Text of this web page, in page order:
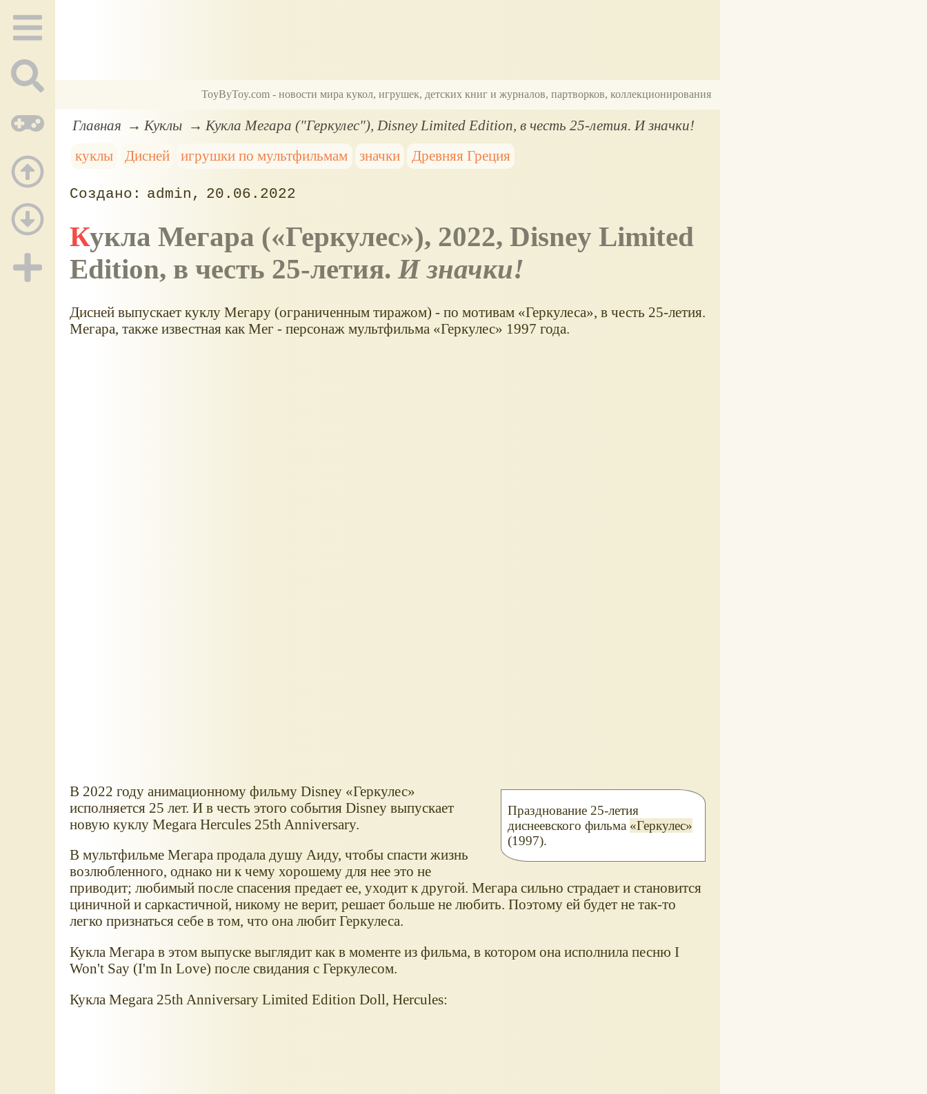
ToyByToy.com - новости мира кукол, игрушек, детских книг и журналов, партворков, коллекционирования
Главная Куклы
Кукла Мегара ("Геркулес"), Disney Limited Edition, в честь 25-летия. И значки!
куклы
Дисней игрушки по мультфильмам значки Древняя Греция
admin 20.06.2022
Кукла Мегара ( Геркулес ), 2022, Disney Limited
Edition, в честь 25-летия. И значки!
Дисней выпускает куклу Мегару (ограниченным тиражом) - по мотивам Геркулеса , в честь 25-летия.
Мегара, также известная как Мег - персонаж мультфильма
Геркулес 1997 года.
Празднование 25-летия
диснеевского фильма
Геркулес
(1997).
В 2022 году анимационному фильму Disney
Геркулес
исполняется 25 лет. И в честь этого события Disney выпускает
новую куклу Megara Hercules 25th Anniversary.
В мультфильме Мегара продала душу Аиду, чтобы спасти жизнь
возлюбленного, однако ни к чему хорошему для нее это не
приводит; любимый после спасения предает ее, уходит к другой. Мегара сильно страдает и становится
циничной и саркастичной, никому не верит, решает больше не любить. Поэтому ей будет не так-то
легко признаться себе в том, что она любит Геркулеса.
Кукла Мегара в этом выпуске выглядит как в моменте из фильма, в котором она исполнила песню I
Won't Say (I'm In Love) после свидания с Геркулесом.
Кукла Megara 25th Anniversary Limited Edition Doll, Hercules: